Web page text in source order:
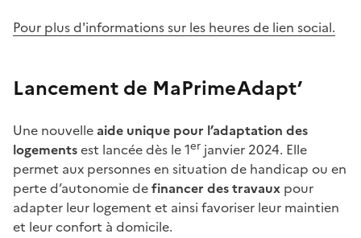
Pour plus d'informations sur les heures de lien social.
Lancement de MaPrimeAdapt’
Une nouvelleaide unique pour l’adaptation des
logementsest lancée dès le 1er janvier 2024. Elle
permet aux personnes en situation de handicap ou en
perte d’autonomie definancer des travaux pour
adapter leur logement et ainsi favoriser leur maintien
et leur confort à domicile.